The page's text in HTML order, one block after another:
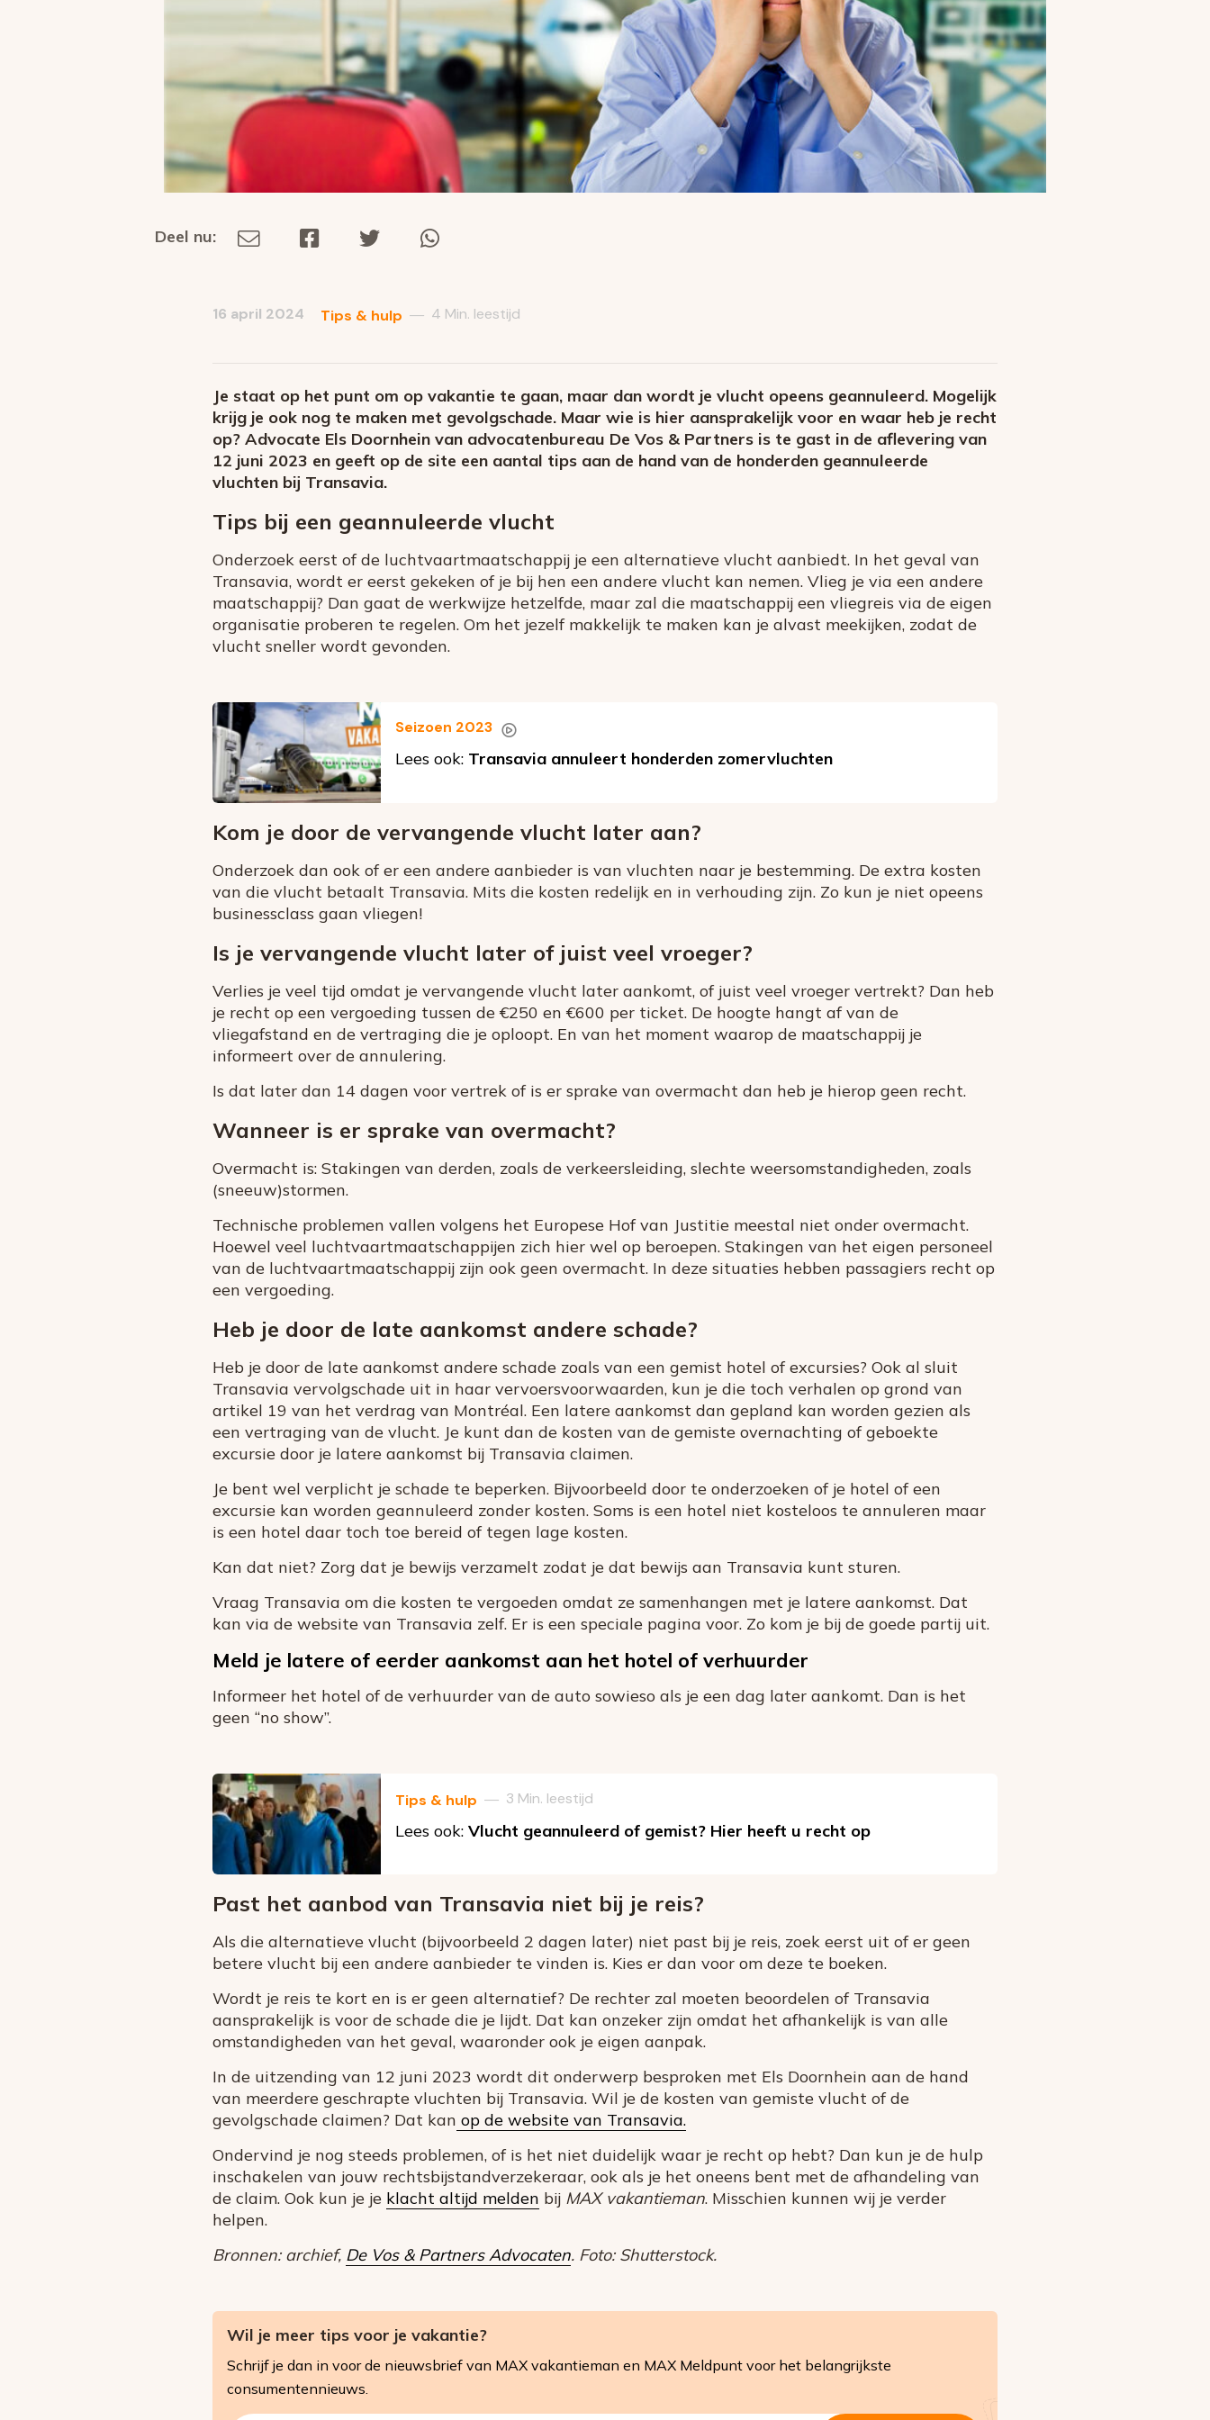
Deel
Deel nu:
mail
16 april 2024 Tips & hulp — 4 Min. leestijd
Je staat op het punt om op vakantie te gaan, maar dan wordt je vlucht opeens geannuleerd. Mogelijk
krijg je ook nog te maken met gevolgschade. Maar wie is hier aansprakelijk voor en waar heb je recht
op? Advocate Els Doornhein van advocatenbureau De Vos & Partners is te gast in de aflevering van
12 juni 2023 en geeft op de site een aantal tips aan de hand van de honderden geannuleerde
vluchten bij Transavia.
Tips bij een geannuleerde vlucht
Onderzoek eerst of de luchtvaartmaatschappij je een alternatieve vlucht aanbiedt. In het geval van
Transavia, wordt er eerst gekeken of je bij hen een andere vlucht kan nemen. Vlieg je via een andere
maatschappij? Dan gaat de werkwijze hetzelfde, maar zal die maatschappij een vliegreis via de eigen
organisatie proberen te regelen. Om het jezelf makkelijk te maken kan je alvast meekijken, zodat de
vlucht sneller wordt gevonden.
Seizoen 2023
Lees ook: Transavia annuleert honderden zomervluchten
Kom je door de vervangende vlucht later aan?
Onderzoek dan ook of er een andere aanbieder is van vluchten naar je bestemming. De extra kosten
van die vlucht betaalt Transavia. Mits die kosten redelijk en in verhouding zijn. Zo kun je niet opeens
businessclass gaan vliegen!
Is je vervangende vlucht later of juist veel vroeger?
Verlies je veel tijd omdat je vervangende vlucht later aankomt, of juist veel vroeger vertrekt? Dan heb
je recht op een vergoeding tussen de €250 en €600 per ticket. De hoogte hangt af van de
vliegafstand en de vertraging die je oploopt. En van het moment waarop de maatschappij je
informeert over de annulering.
Is dat later dan 14 dagen voor vertrek of is er sprake van overmacht dan heb je hierop geen recht.
Wanneer is er sprake van overmacht?
Overmacht is: Stakingen van derden, zoals de verkeersleiding, slechte weersomstandigheden, zoals
(sneeuw)stormen.
Technische problemen vallen volgens het Europese Hof van Justitie meestal niet onder overmacht.
Hoewel veel luchtvaartmaatschappijen zich hier wel op beroepen. Stakingen van het eigen personeel
van de luchtvaartmaatschappij zijn ook geen overmacht. In deze situaties hebben passagiers recht op
een vergoeding.
Heb je door de late aankomst andere schade?
Heb je door de late aankomst andere schade zoals van een gemist hotel of excursies? Ook al sluit
Transavia vervolgschade uit in haar vervoersvoorwaarden, kun je die toch verhalen op grond van
artikel 19 van het verdrag van Montréal. Een latere aankomst dan gepland kan worden gezien als
een vertraging van de vlucht. Je kunt dan de kosten van de gemiste overnachting of geboekte
excursie door je latere aankomst bij Transavia claimen.
Je bent wel verplicht je schade te beperken. Bijvoorbeeld door te onderzoeken of je hotel of een
excursie kan worden geannuleerd zonder kosten. Soms is een hotel niet kosteloos te annuleren maar
is een hotel daar toch toe bereid of tegen lage kosten.
Kan dat niet? Zorg dat je bewijs verzamelt zodat je dat bewijs aan Transavia kunt sturen.
Vraag Transavia om die kosten te vergoeden omdat ze samenhangen met je latere aankomst. Dat
kan via de website van Transavia zelf. Er is een speciale pagina voor. Zo kom je bij de goede partij uit.
Meld je latere of eerder aankomst aan het hotel of verhuurder
Informeer het hotel of de verhuurder van de auto sowieso als je een dag later aankomt. Dan is het
geen “no show”.
Tips & hulp — 3 Min. leestijd
Lees ook: Vlucht geannuleerd of gemist? Hier heeft u recht op
Past het aanbod van Transavia niet bij je reis?
Als die alternatieve vlucht (bijvoorbeeld 2 dagen later) niet past bij je reis, zoek eerst uit of er geen
betere vlucht bij een andere aanbieder te vinden is. Kies er dan voor om deze te boeken.
Wordt je reis te kort en is er geen alternatief? De rechter zal moeten beoordelen of Transavia
aansprakelijk is voor de schade die je lijdt. Dat kan onzeker zijn omdat het afhankelijk is van alle
omstandigheden van het geval, waaronder ook je eigen aanpak.
In de uitzending van 12 juni 2023 wordt dit onderwerp besproken met Els Doornhein aan de hand
van meerdere geschrapte vluchten bij Transavia. Wil je de kosten van gemiste vlucht of de
gevolgschade claimen? Dat kan op de website van Transavia.
Ondervind je nog steeds problemen, of is het niet duidelijk waar je recht op hebt? Dan kun je de hulp
inschakelen van jouw rechtsbijstandverzekeraar, ook als je het oneens bent met de afhandeling van
de claim. Ook kun je je klacht altijd melden bij MAX vakantieman. Misschien kunnen wij je verder
helpen.
Bronnen: archief, De Vos & Partners Advocaten. Foto: Shutterstock.
Wil je meer tips voor je vakantie?
Schrijf je dan in voor de nieuwsbrief van MAX vakantieman en MAX Meldpunt voor het belangrijkste
consumentennieuws.